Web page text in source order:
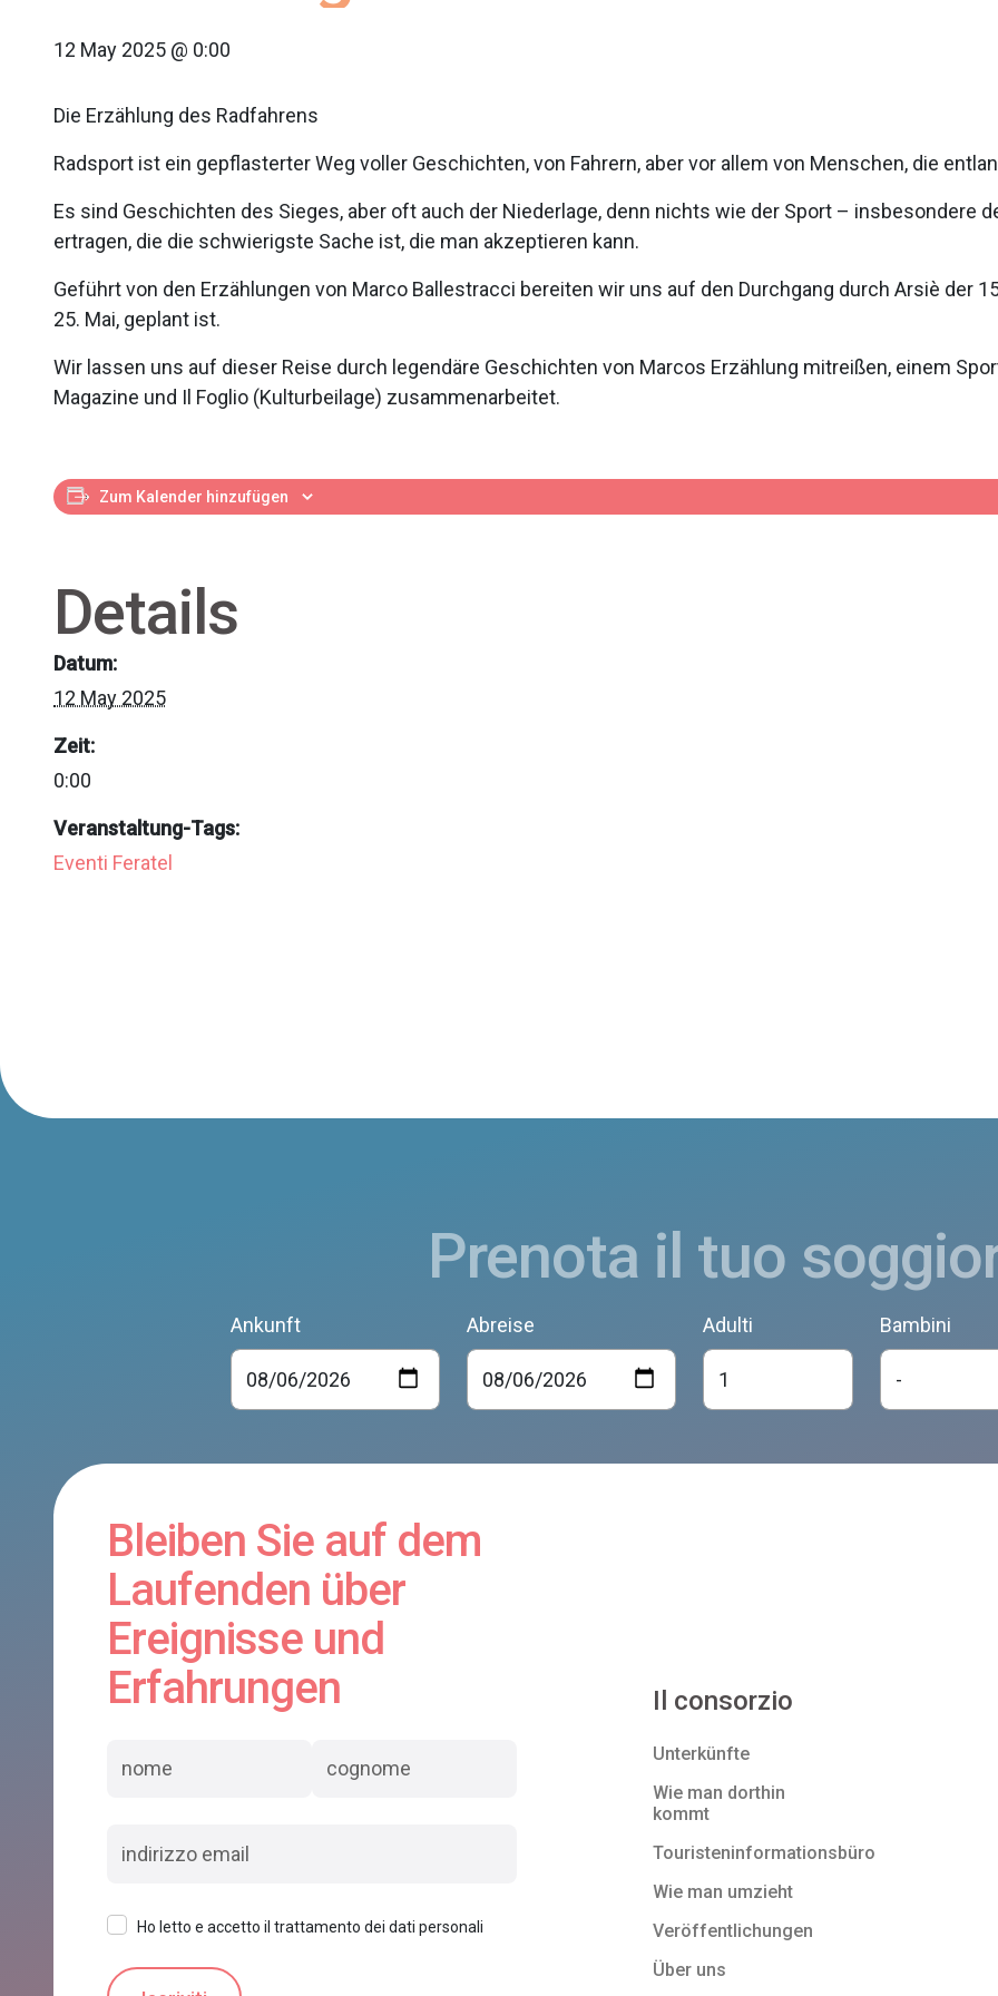
12 May 2025 @ 0:00
Die Erzählung des Radfahrens
Radsport ist ein gepflasterter Weg voller Geschichten, von Fahrern, aber vor allem von Menschen, die
Es sind Geschichten des Sieges, aber oft auch der Niederlage, denn nichts wie der Sport – insbesondere
ertragen, die die schwierigste Sache ist, die man akzeptieren kann.
Geführt von den Erzählungen von Marco Ballestracci bereiten wir uns auf den Durchgang durch Arsiè der
25. Mai, geplant ist.
Wir lassen uns auf dieser Reise durch legendäre Geschichten von Marcos Erzählung mitreißen, einem
Magazine und Il Foglio (Kulturbeilage) zusammenarbeitet.
Zum Kalender hinzufügen
Details
Datum:
12 May 2025
Zeit:
0:00
Veranstaltung-Tags:
Eventi Feratel
Prenota il tuo
Ankunft Abreise Adulti Bambini
Bleiben Sie auf dem
Laufenden über
Ereignisse und
Erfahrungen
Ho letto e accetto il trattamento dei dati personali
Il consorzio
Unterkünfte
Wie man dorthin
kommt
Touristeninformationsbüro
Wie man umzieht
Veröffentlichungen
Über uns